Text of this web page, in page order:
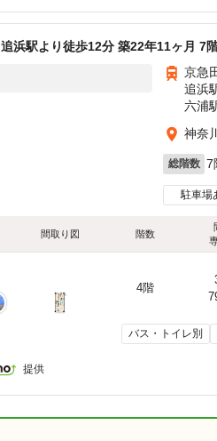
追浜駅より徒歩12分 築22年11ヶ月 7
京急
追浜
六浦
神奈
総階数 7
駐車場
間取り図 階数
4階
バス・トイレ別
提供